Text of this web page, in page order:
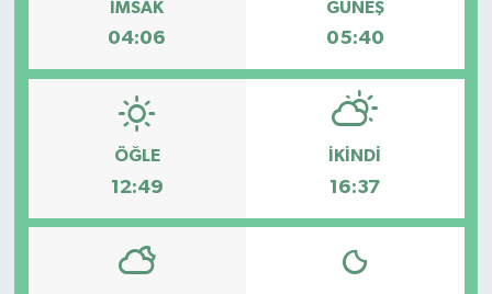
İMSAK
04:06
GÜNEŞ
05:40
ÖĞLE
12:49
İKINDI
16:37
Siyaset
Teknoloji
Yaşam